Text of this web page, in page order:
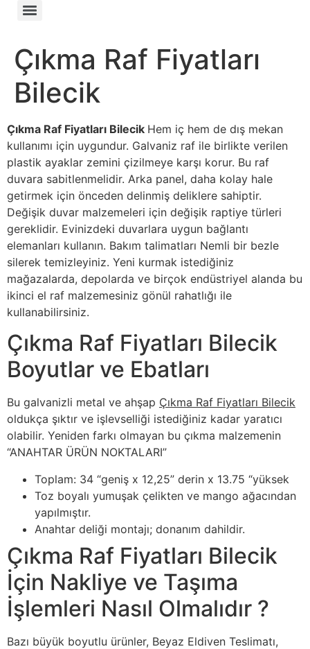
Çıkma Raf Fiyatları
Bilecik
Çıkma Raf Fiyatları Bilecik Hem iç hem de dış mekan
kullanımı için uygundur. Galvaniz raf ile birlikte verilen
plastik ayaklar zemini çizilmeye karşı korur. Bu raf
duvara sabitlenmelidir. Arka panel, daha kolay hale
getirmek için önceden delinmiş deliklere sahiptir.
Değişik duvar malzemeleri için değişik raptiye türleri
gereklidir. Evinizdeki duvarlara uygun bağlantı
elemanları kullanın. Bakım talimatları Nemli bir bezle
silerek temizleyiniz. Yeni kurmak istediğiniz
mağazalarda, depolarda ve birçok endüstriyel alanda bu
ikinci el raf malzemesiniz gönül rahatlığı ile
kullanabilirsiniz.
Çıkma Raf Fiyatları Bilecik
Boyutlar ve Ebatları
Bu galvanizli metal ve ahşap Çıkma Raf Fiyatları Bilecik
oldukça şıktır ve işlevselliği istediğiniz kadar yaratıcı
olabilir. Yeniden farkı olmayan bu çıkma malzemenin
“ANAHTAR ÜRÜN NOKTALARI”
Toplam: 34 “geniş x 12,25” derin x 13.75 “yüksek
Toz boyalı yumuşak çelikten ve mango ağacından
yapılmıştır.
Anahtar deliği montajı; donanım dahildir.
Çıkma Raf Fiyatları Bilecik
İçin Nakliye ve Taşıma
İşlemleri Nasıl Olmalıdır ?
Bazı büyük boyutlu ürünler, Beyaz Eldiven Teslimatı,